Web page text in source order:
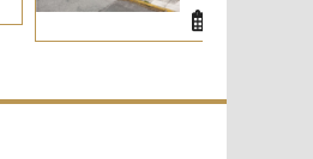
06/08/2026